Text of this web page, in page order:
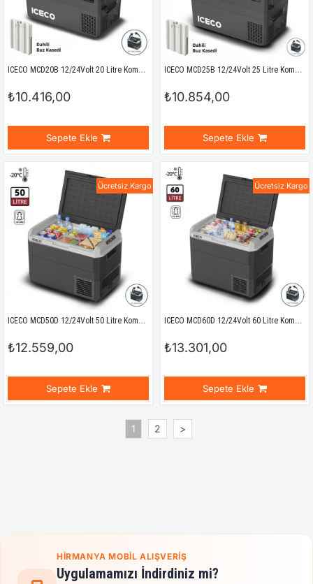
ICECO MCD20B 12/24Volt 20 Litre Kompresörlü Oto Buzdolabı/Dondurucu + Buz Kaseti
₺10.416,00
Sepete Ekle
ICECO MCD25B 12/24Volt 25 Litre Kompresörlü Oto Buzdolabı/Dondurucu + Buz Kaseti
₺10.854,00
Sepete Ekle
ICECO MCD50D 12/24Volt 50 Litre Kompresörlü Outdoor Oto Buzdolabı
₺12.559,00
Sepete Ekle
Ücretsiz Kargo
ICECO MCD60D 12/24Volt 60 Litre Kompresörlü Outdoor Oto Buzdolabı
₺13.301,00
Sepete Ekle
Ücretsiz Kargo
1 2 >
HIRMANYA MOBIL ALIŞVERIŞ
Uygulamamızı İndirdiniz mi?